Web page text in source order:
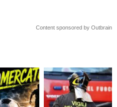
Content sponsored by Outbrain